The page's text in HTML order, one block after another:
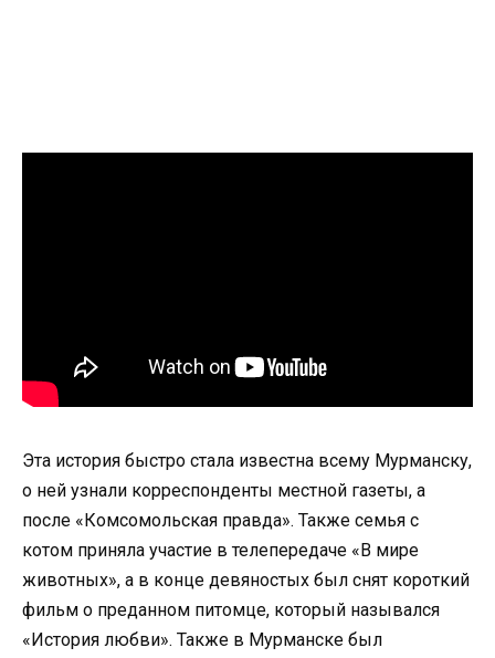
Эта история быстро стала известна всему Мурманску,
о ней узнали корреспонденты местной газеты, а
после «Комсомольская правда». Также семья с
котом приняла участие в телепередаче «В мире
животных», а в конце девяностых был снят короткий
фильм о преданном питомце, который назывался
«История любви». Также в Мурманске был